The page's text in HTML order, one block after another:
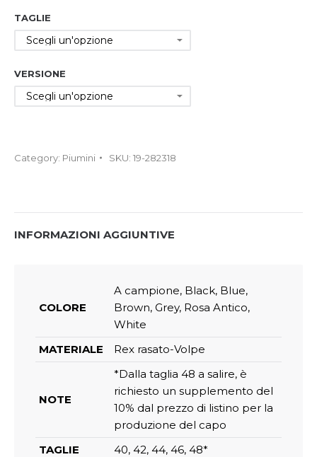
TAGLIE
VERSIONE
Category: Piumini SKU: 19-282318
INFORMAZIONI AGGIUNTIVE
COLORE
A campione, Black, Blue,
Brown, Grey, Rosa Antico,
White
MATERIALE
Rex rasato-Volpe
NOTE
*Dalla taglia 48 a salire, è
richiesto un supplemento del
10% dal prezzo di listino per la
produzione del capo
TAGLIE
40, 42, 44, 46, 48*